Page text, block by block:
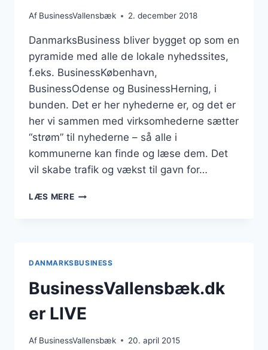
Af BusinessVallensbæk 2. december 2018
DanmarksBusiness bliver bygget op som en
pyramide med alle de lokale nyhedssites,
f.eks. BusinessKøbenhavn,
BusinessOdense og BusinessHerning, i
bunden. Det er her nyhederne er, og det er
her vi sammen med virksomhederne sætter
“strøm” til nyhederne – så alle i
kommunerne kan finde og læse dem. Det
vil skabe trafik og vækst til gavn for…
LÆS MERELANDSDÆKKENDE
DANMARKSBUSINESS
BusinessVallensbæk.dk
er LIVE
Af BusinessVallensbæk 20. april 2015